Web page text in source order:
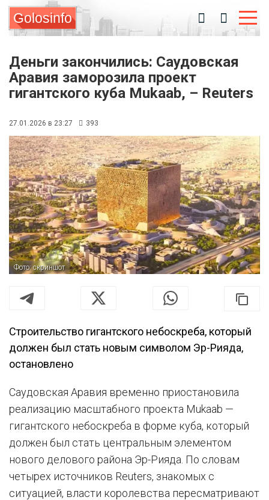
Golosinfo
Деньги закончились: Саудовская
Аравия заморозила проект
гигантского куба Mukaab, – Reuters
27.01.2026 в 23:27 393
Фото: скриншот
Строительство гигантского небоскреба, который
должен был стать новым символом Эр-Рияда,
остановлено
Саудовская Аравия временно приостановила
реализацию масштабного проекта Mukaab —
гигантского небоскреба в форме куба, который
должен был стать центральным элементом
нового делового района Эр-Рияда. По словам
четырех источников Reuters, знакомых с
ситуацией, власти королевства пересматривают